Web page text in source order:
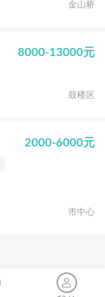
金山桥
8000-13000元
鼓楼区
2000-6000元
市中心